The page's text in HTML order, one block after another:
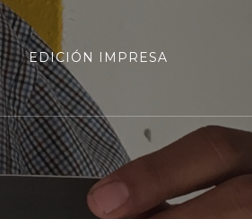
EDICIÓN IMPRESA